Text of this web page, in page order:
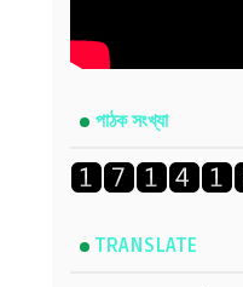
পাঠক সংখ্যা
TRANSLATE